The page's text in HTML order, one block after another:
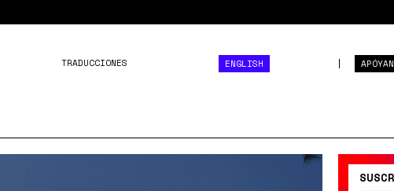
TRADUCCIONES ENGLISH